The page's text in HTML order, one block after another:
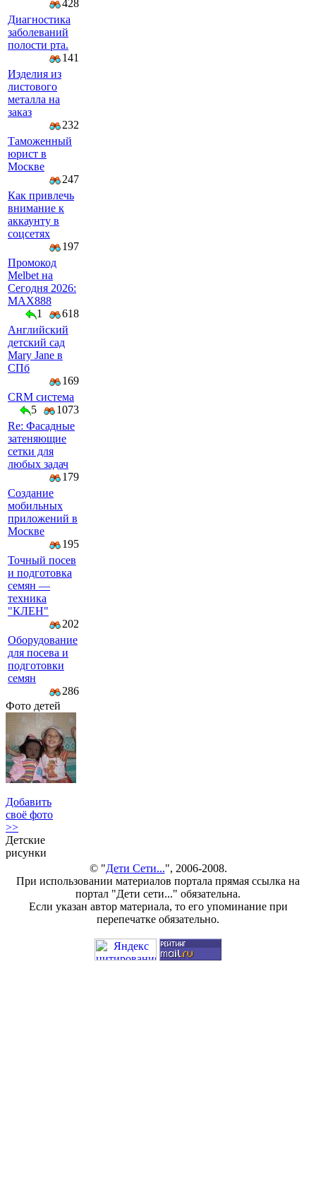
428
Диагностика
заболеваний
полости рта.
141
Изделия из
листового
металла на
заказ
232
Таможенный
юрист в
Москве
247
Как привлечь
внимание к
аккаунту в
соцсетях
197
Промокод
Melbet на
Сегодня 2026:
MAX888
1
618
Английский
детский сад
Mary Jane в
СПб
169
CRM система
5
1073
Re: Фасадные
затеняющие
сетки для
любых задач
179
Создание
мобильных
приложений в
Москве
195
Точный посев
и подготовка
семян —
техника
"КЛЕН"
202
Оборудование
для посева и
подготовки
семян
286
Фото детей
Добавить
своё фото
>>
Детские
рисунки
© "Дети Сети...", 2006-2008.
При использовании материалов портала прямая ссылка на
портал "Дети сети..." обязательна.
Если указан автор материала, то его упоминание при
перепечатке обязательно.